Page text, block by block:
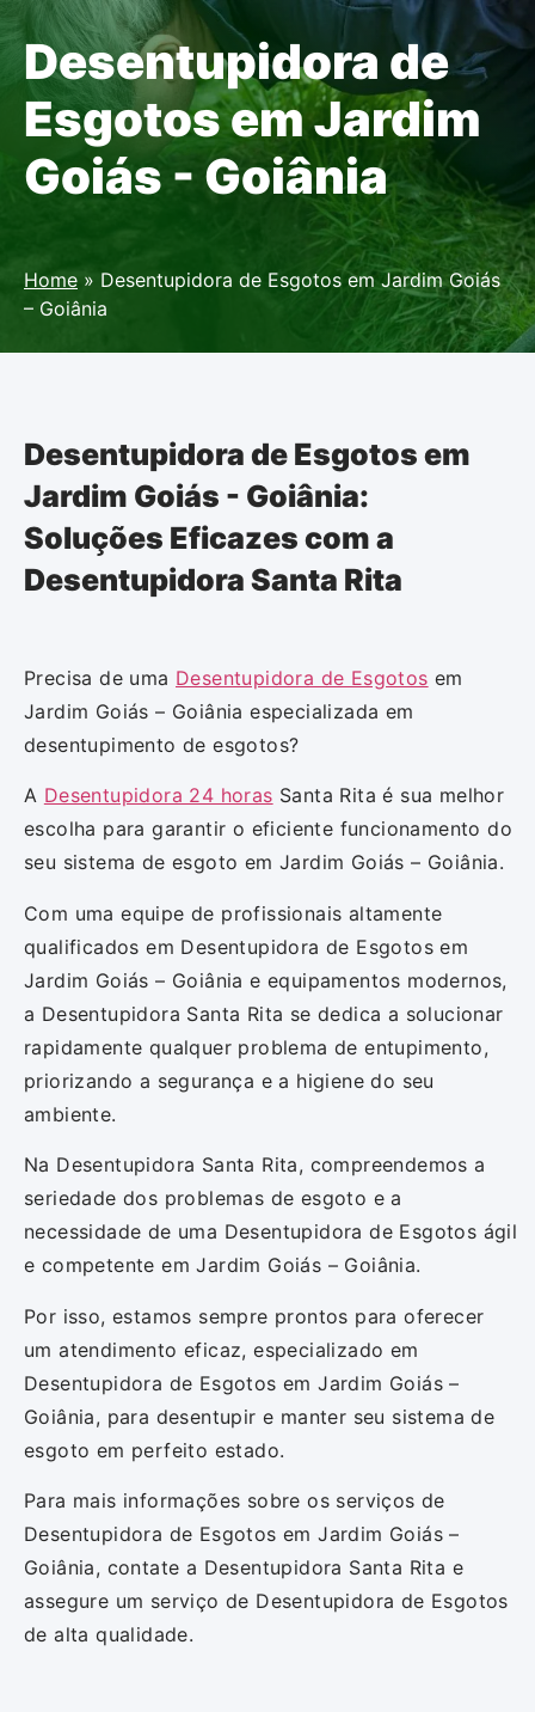
Desentupidora de
Esgotos em Jardim
Goiás - Goiânia
Home » Desentupidora de Esgotos em Jardim Goiás
– Goiânia
Desentupidora de Esgotos em
Jardim Goiás - Goiânia:
Soluções Eficazes com a
Desentupidora Santa Rita
Precisa de uma Desentupidora de Esgotos em
Jardim Goiás – Goiânia especializada em
desentupimento de esgotos?
A Desentupidora 24 horas Santa Rita é sua melhor
escolha para garantir o eficiente funcionamento do
seu sistema de esgoto em Jardim Goiás – Goiânia.
Com uma equipe de profissionais altamente
qualificados em Desentupidora de Esgotos em
Jardim Goiás – Goiânia e equipamentos modernos,
a Desentupidora Santa Rita se dedica a solucionar
rapidamente qualquer problema de entupimento,
priorizando a segurança e a higiene do seu
ambiente.
Na Desentupidora Santa Rita, compreendemos a
seriedade dos problemas de esgoto e a
necessidade de uma Desentupidora de Esgotos ágil
e competente em Jardim Goiás – Goiânia.
Por isso, estamos sempre prontos para oferecer
um atendimento eficaz, especializado em
Desentupidora de Esgotos em Jardim Goiás –
Goiânia, para desentupir e manter seu sistema de
esgoto em perfeito estado.
Para mais informações sobre os serviços de
Desentupidora de Esgotos em Jardim Goiás –
Goiânia, contate a Desentupidora Santa Rita e
assegure um serviço de Desentupidora de Esgotos
de alta qualidade.